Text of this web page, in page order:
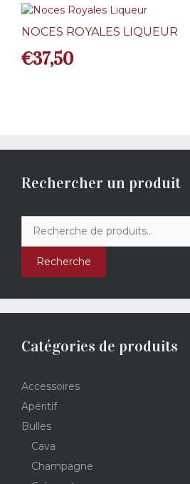
NOCES ROYALES LIQUEUR
€37,50
Rechercher un produit
pour :
Recherche
Catégories de produits
Accessoires
Apéritif
Bulles
Cava
Champagne